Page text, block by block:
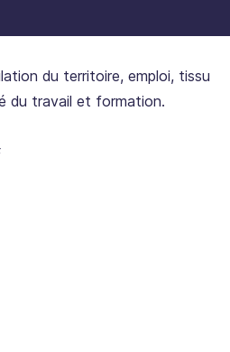
du territoire, emploi, tissu
du travail et formation.